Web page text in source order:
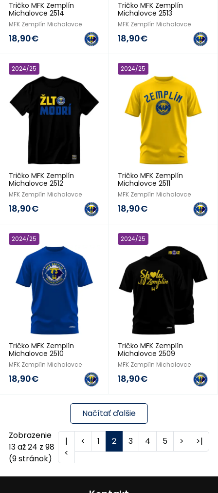
Tričko MFK Zemplín
Michalovce 2514
MFK Zemplín Michalovce
18,90€
Tričko MFK Zemplín
Michalovce 2513
MFK Zemplín Michalovce
18,90€
2024/25
Tričko MFK Zemplín
Michalovce 2512
MFK Zemplín Michalovce
18,90€
2024/25
Tričko MFK Zemplín
Michalovce 2511
MFK Zemplín Michalovce
18,90€
2024/25
Tričko MFK Zemplín
Michalovce 2510
MFK Zemplín Michalovce
18,90€
2024/25
Tričko MFK Zemplín
Michalovce 2509
MFK Zemplín Michalovce
18,90€
Načítať ďalšie
Zobrazenie
13 až 24 z 98
(9 stránok)
|
<
< 1 2 3 4 5 > >|